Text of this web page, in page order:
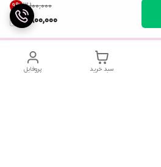
۳٬۱۰۰٬۰۰۰ 9%
2,800,000
پروفایل سبد خرید